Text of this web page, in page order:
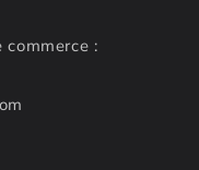
commerce :